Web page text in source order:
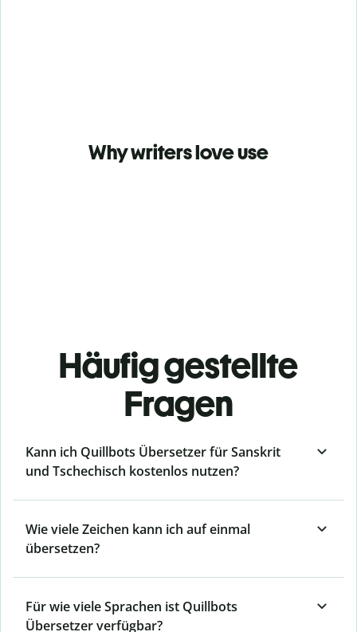
Why writers love use
Häufig gestellte
Fragen
Kann ich Quillbots Übersetzer für Sanskrit
und Tschechisch kostenlos nutzen?
Wie viele Zeichen kann ich auf einmal
übersetzen?
Für wie viele Sprachen ist Quillbots
Übersetzer verfügbar?